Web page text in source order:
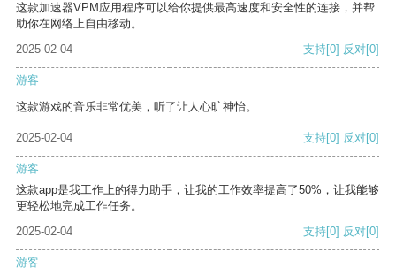
这款加速器VPM应用程序可以给你提供最高速度和安全性的连接，并帮
助你在网络上自由移动。
2025-02-04
支持[0] 反对[0]
游客
这款游戏的音乐非常优美，听了让人心旷神怡。
2025-02-04 支持[0] 反对[0]
游客
这款app是我工作上的得力助手，让我的工作效率提高了50%，让我能够
更轻松地完成工作任务。
2025-02-04
支持[0] 反对[0]
游客